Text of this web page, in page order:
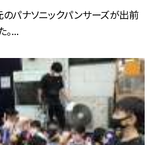
パナソニックパンサーズが出前
...